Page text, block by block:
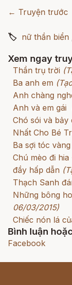
← Truyện trước
🏷 nữ thần biển
Xem ngay
Thần trụ trời
Ba anh em
Anh chàng
Anh và em gái
Chó sói và
Nhất Cho Bé
Ba sợi tóc
Chú mèo đi
đầy hấp dẫn
Thạch Sanh
Những bông
06/03/2015)
Chiếc nón lá
Bình luận
Facebook